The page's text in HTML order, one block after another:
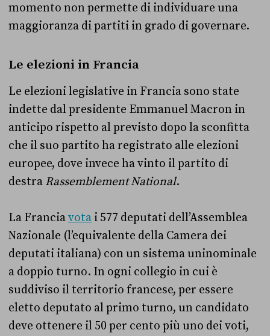
momento non permette di individuare una
maggioranza di partiti in grado di governare.
Le elezioni in Francia
Le elezioni legislative in Francia sono state
indette dal presidente Emmanuel Macron in
anticipo rispetto al previsto dopo la sconfitta
che il suo partito ha registrato alle elezioni
europee, dove invece ha vinto il partito di
destra Rassemblement National.
La Franciavota i 577 deputati dell’Assemblea
Nazionale (l’equivalente della Camera dei
deputati italiana) con un sistema uninominale
a doppio turno. In ogni collegio in cui è
suddiviso il territorio francese, per essere
eletto deputato al primo turno, un candidato
deve ottenere il 50 per cento più uno dei voti,